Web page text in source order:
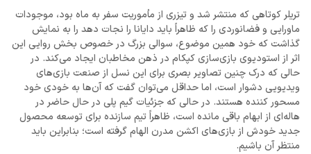
تریلر کوتاهی که منتشر شد و تیزری از مأموریت سفر به ماه بود، موجودات
ماورایی و فضانوردی را که ظاهراً باید دایانا را نجات دهد را به نمایش
گذاشت که خود همین موضوع،‌ سوالی بزرگ در خصوص بخش روایی این
اثر از استودیوی بازی‌سازی کپکام در ذهن مخاطبان ایجاد می‌کند. در
حالی که درک چنین تصاویر بصری برای این نسل از صنعت بازی‌های
ویدیویی دشوار است، اما حداقل می‌توان گفت که آن‌ها به خودی خود
مسحور کننده هستند. در حالی که جزئیات گیم پلی در حال حاضر در
هاله‌ای از ابهام باقی مانده است، ظاهراً تیم سازنده برای توسعه محصول
جدید خودش از بازی‌های اکشن مدرن الهام گرفته است؛ بنابراین باید
منتظر آن باشیم.